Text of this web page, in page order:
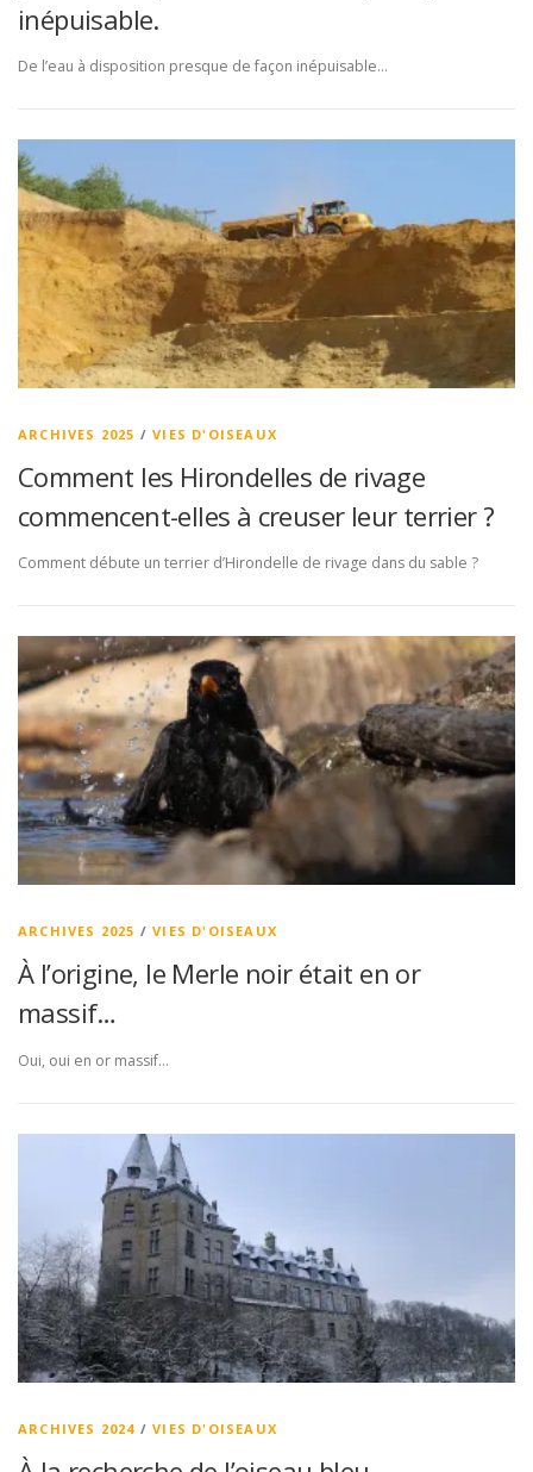
inépuisable.
De l’eau à disposition presque de façon inépuisable…
ARCHIVES 2025 /VIES D'OISEAUX
Comment les Hirondelles de rivage
commencent-elles à creuser leur terrier ?
Comment débute un terrier d’Hirondelle de rivage dans du sable ?
ARCHIVES 2025 /VIES D'OISEAUX
À l’origine, le Merle noir était en or
massif…
Oui, oui en or massif…
ARCHIVES 2024 /VIES D'OISEAUX